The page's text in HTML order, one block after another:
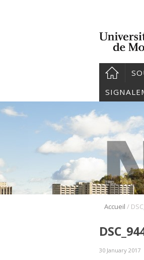
Accueil /
30 January 2017